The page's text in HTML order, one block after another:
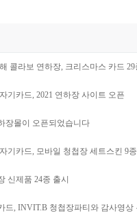
콜라보 연하장, 크리스마스 카드
기카드, 2021 연하장 사이트 오픈
장몰이 오픈되었습니다
기카드, 모바일 청첩장 세트스킨 9
신제품 24종 출시
드, INVIT.B 청첩장파티와 감사영상